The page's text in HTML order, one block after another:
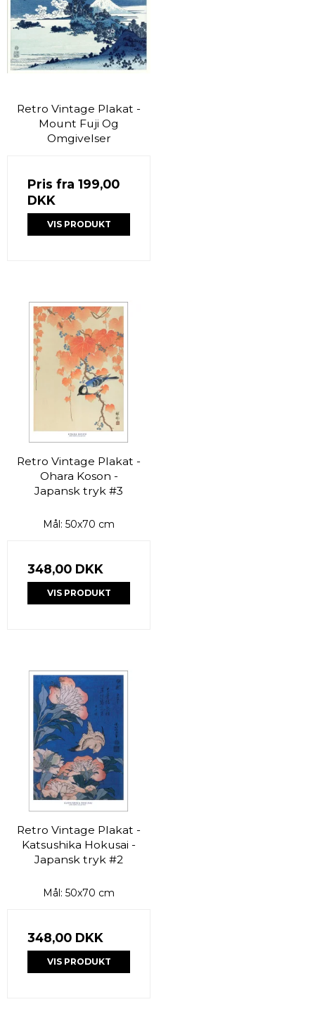
Retro Vintage Plakat -
Mount Fuji Og
Omgivelser
Pris fra 199,00
DKK
VIS PRODUKT
Retro Vintage Plakat -
Ohara Koson -
Japansk tryk #3
Mål: 50x70 cm
348,00 DKK
VIS PRODUKT
Retro Vintage Plakat -
Katsushika Hokusai -
Japansk tryk #2
Mål: 50x70 cm
348,00 DKK
VIS PRODUKT